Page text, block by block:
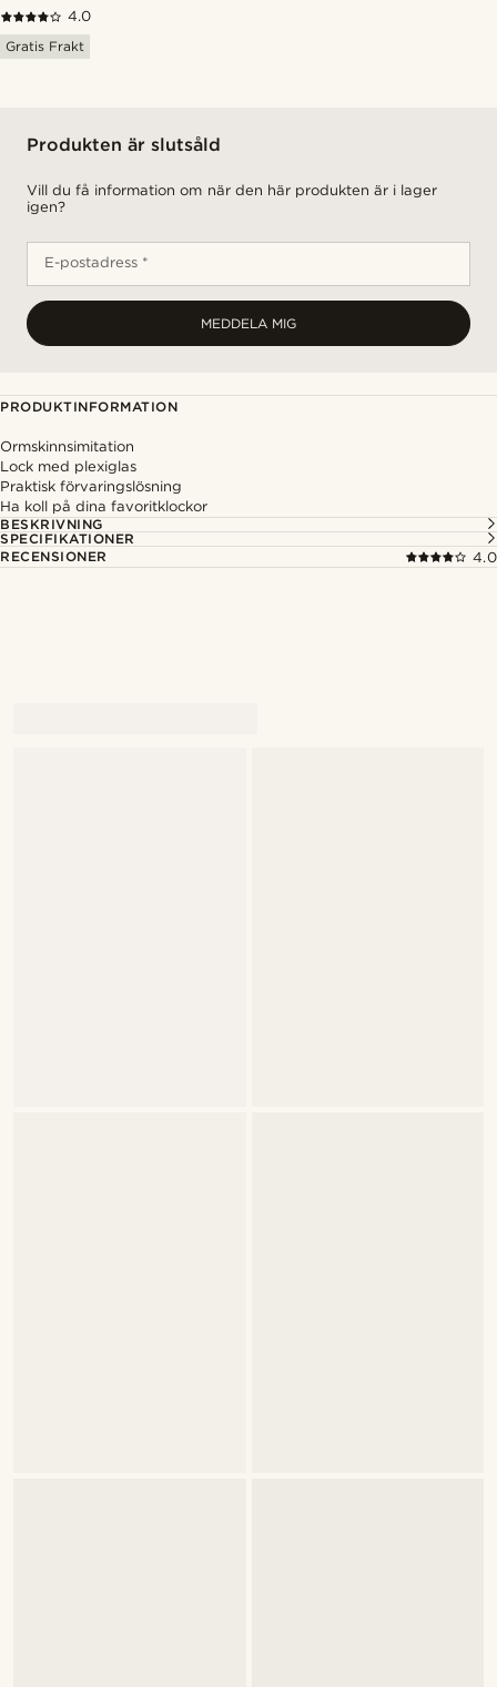
4.0
Gratis Frakt
Produkten är slutsåld
Vill du få information om när den här produkten är i lager
igen?
E-postadress *
MEDDELA MIG
PRODUKTINFORMATION
Ormskinnsimitation
Lock med plexiglas
Praktisk förvaringslösning
Ha koll på dina favoritklockor
BESKRIVNING
SPECIFIKATIONER
RECENSIONER
4.0